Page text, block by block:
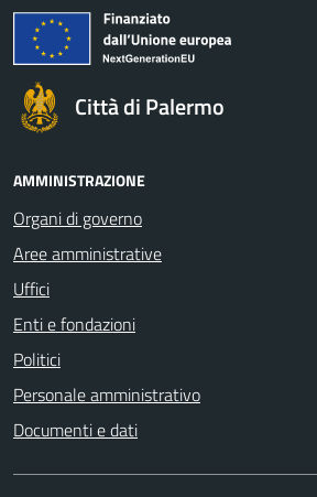
Città di Palermo
AMMINISTRAZIONE
Organi di governo
Aree amministrative
Uffici
Enti e fondazioni
Politici
Personale amministrativo
Documenti e dati